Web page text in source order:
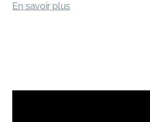
En savoir plus